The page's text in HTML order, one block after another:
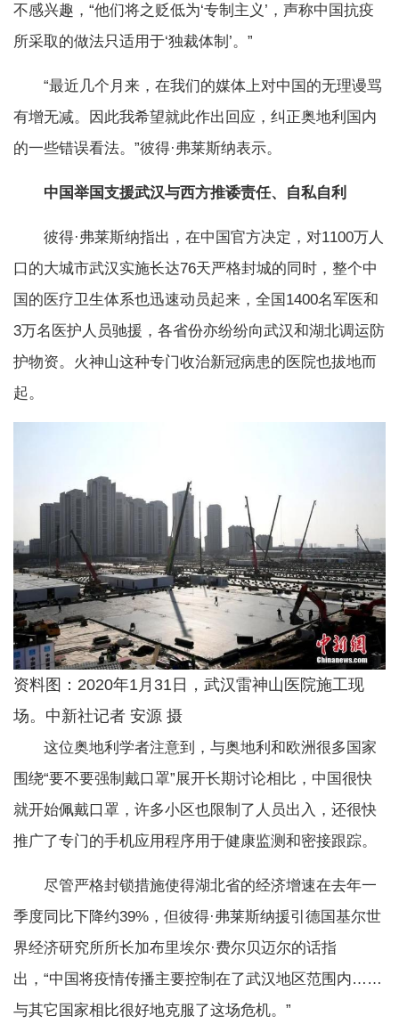
不感兴趣，“他们将之贬低为‘专制主义’，声称中国抗疫
所采取的做法只适用于‘独裁体制’。”
“最近几个月来，在我们的媒体上对中国的无理谩骂
有增无减。因此我希望就此作出回应，纠正奥地利国内
的一些错误看法。”彼得·弗莱斯纳表示。
中国举国支援武汉与西方推诿责任、自私自利
彼得·弗莱斯纳指出，在中国官方决定，对1100万人
口的大城市武汉实施长达76天严格封城的同时，整个中
国的医疗卫生体系也迅速动员起来，全国1400名军医和
3万名医护人员驰援，各省份亦纷纷向武汉和湖北调运防
护物资。火神山这种专门收治新冠病患的医院也拔地而
起。
资料图：2020年1月31日，武汉雷神山医院施工现
场。中新社记者 安源 摄
这位奥地利学者注意到，与奥地利和欧洲很多国家
围绕“要不要强制戴口罩”展开长期讨论相比，中国很快
就开始佩戴口罩，许多小区也限制了人员出入，还很快
推广了专门的手机应用程序用于健康监测和密接跟踪。
尽管严格封锁措施使得湖北省的经济增速在去年一
季度同比下降约39%，但彼得·弗莱斯纳援引德国基尔世
界经济研究所所长加布里埃尔·费尔贝迈尔的话指
出，“中国将疫情传播主要控制在了武汉地区范围内……
与其它国家相比很好地克服了这场危机。”